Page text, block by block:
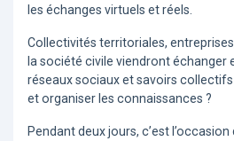
les échanges virtuels et réels.
Collectivités territoriales,
la société civile viendront échanger
réseaux sociaux et savoirs
et organiser les connaissances ?
Pendant deux jours, c’est